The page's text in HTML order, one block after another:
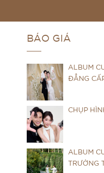
BÁO GIÁ
ALBUM
ĐẲNG
CHỤP
ALBUM
TRƯỜNG